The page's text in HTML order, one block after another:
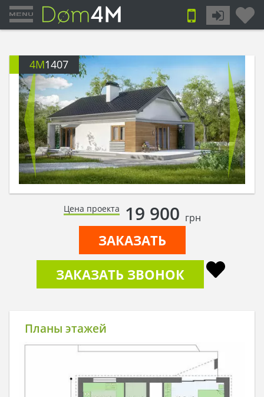
4M1407
Цена проекта 19 900 грн
ЗАКАЗАТЬ
ЗАКАЗАТЬ ЗВОНОК
Планы этажей